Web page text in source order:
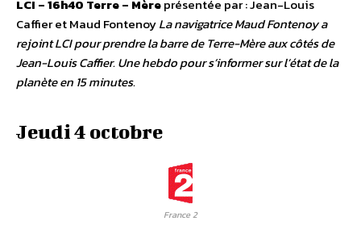
LCI – 16h40 Terre – Mèreprésentée par : Jean-Louis
Caffier et Maud FontenoyLa navigatrice Maud Fontenoy a
rejoint LCI pour prendre la barre de Terre-Mère aux côtés de
Jean-Louis Caffier. Une hebdo pour s’informer sur l’état de la
planète en 15 minutes.
Jeudi 4 octobre
France 2